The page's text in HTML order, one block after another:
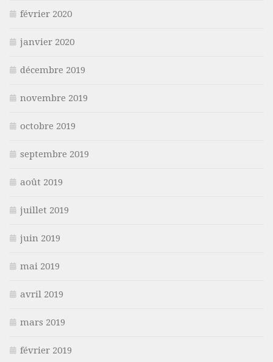
février 2020
janvier 2020
décembre 2019
novembre 2019
octobre 2019
septembre 2019
août 2019
juillet 2019
juin 2019
mai 2019
avril 2019
mars 2019
février 2019